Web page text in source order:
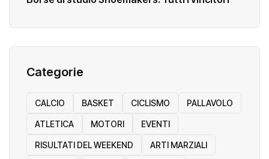
Categorie
CALCIO BASKET CICLISMO PALLAVOLO
ATLETICA MOTORI EVENTI
RISULTATI DEL WEEKEND ARTI MARZIALI